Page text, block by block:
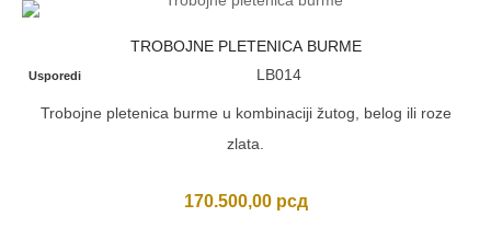
TROBOJNE PLETENICA BURME
Usporedi LB014
Trobojne pletenica burme u kombinaciji žutog, belog ili roze
zlata.
170.500,00 рсд